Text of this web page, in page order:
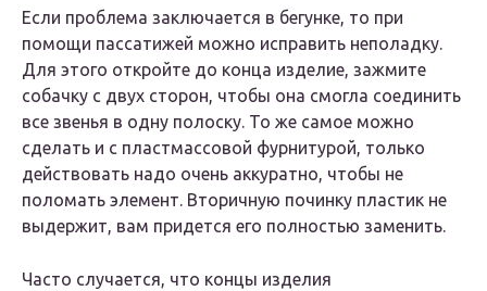
Если проблема заключается в бегунке, то при
помощи пассатижей можно исправить неполадку.
Для этого откройте до конца изделие, зажмите
собачку с двух сторон, чтобы она смогла соединить
все звенья в одну полоску. То же самое можно
сделать и с пластмассовой фурнитурой, только
действовать надо очень аккуратно, чтобы не
поломать элемент. Вторичную починку пластик не
выдержит, вам придется его полностью заменить.
Часто случается, что концы изделия